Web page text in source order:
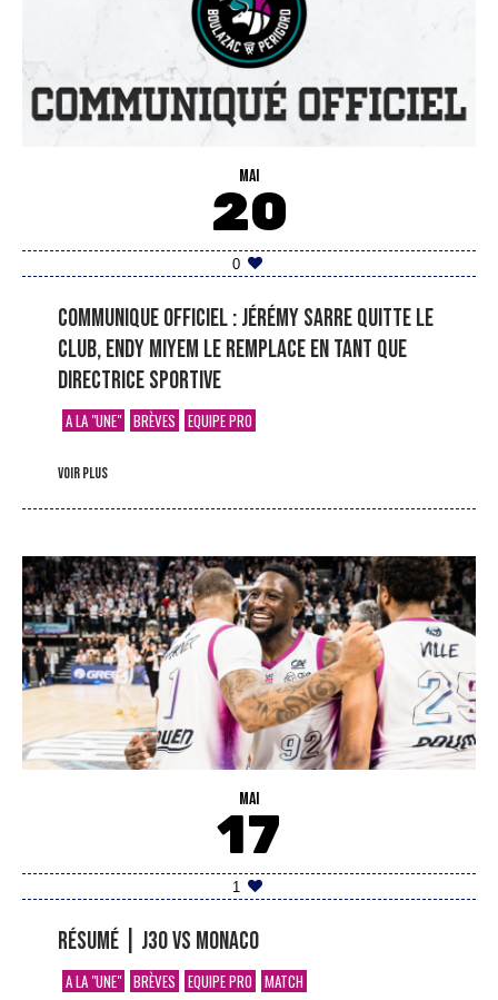
MAI
20
0
COMMUNIQUE OFFICIEL : Jérémy Sarre quitte le
club, Endy Miyem le remplace en tant que
directrice sportive
A LA "UNE" BRÈVES EQUIPE PRO
voir plus
MAI
17
1
Résumé | J30 vs Monaco
A LA "UNE" BRÈVES EQUIPE PRO MATCH